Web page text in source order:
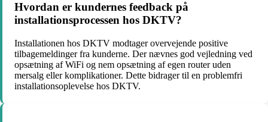
Hvordan er kundernes feedback på
installationsprocessen hos DKTV?
Installationen hos DKTV modtager overvejende positive
tilbagemeldinger fra kunderne. Der nævnes god vejledning ved
opsætning af WiFi og nem opsætning af egen router uden
mersalg eller komplikationer. Dette bidrager til en problemfri
installationsoplevelse hos DKTV.